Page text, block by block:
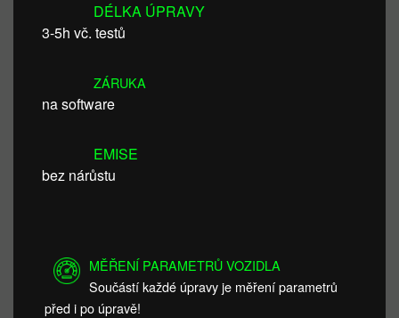
DÉLKA ÚPRAVY
3-5h vč. testů
ZÁRUKA
na software
EMISE
bez nárůstu
MĚŘENÍ PARAMETRŮ VOZIDLA
Součástí každé úpravy je měření parametrů
před i po úpravě!